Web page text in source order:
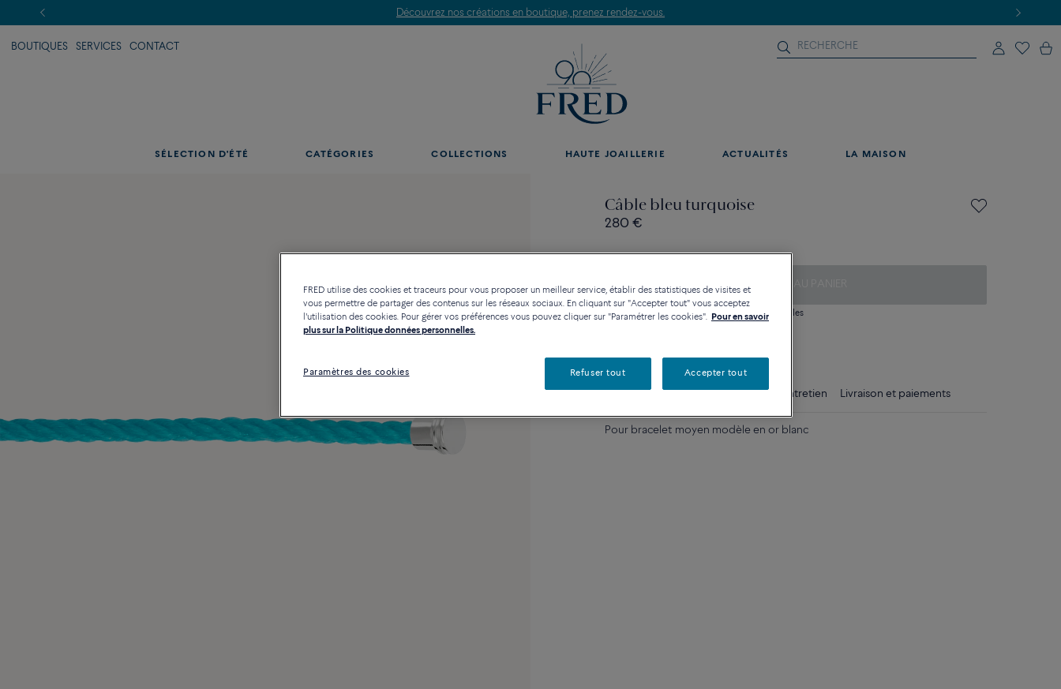
Découvrez nos créations en boutique, prenez rendez-vous.
BOUTIQUES SERVICES CONTACT
SÉLECTION D'ÉTÉ CATÉGORIES COLLECTIONS HAUTE JOAILLERIE ACTUALITÉS LA MAISON
Câble bleu turquoise
280 €
AJOUTER AU PANIER
Contactez-nous pour toute question sur les tailles
Conseils d'entretien Livraison et paiements
Pour bracelet moyen modèle en or blanc
FRED utilise des cookies et traceurs pour vous proposer un meilleur service, établir des statistiques de visites et
vous permettre de partager des contenus sur les réseaux sociaux. En cliquant sur "Accepter tout" vous acceptez
l'utilisation des cookies. Pour gérer vos préférences vous pouvez cliquer sur "Paramétrer les cookies". Pour en savoir
plus sur la Politique données personnelles.
Paramètres des cookies Refuser tout Accepter tout